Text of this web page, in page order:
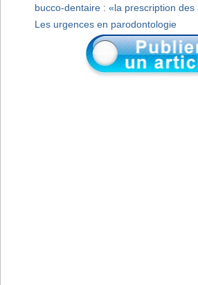
bucco-dentaire : «la prescription des
Les urgences en parodontologie